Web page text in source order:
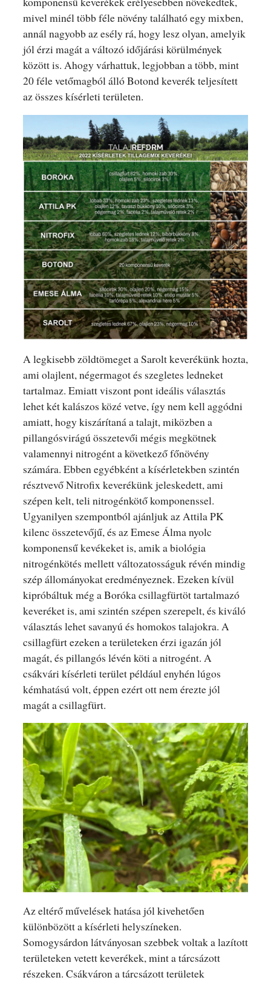
mivel minél több féle növény található egy mixben,
annál nagyobb az esély rá, hogy lesz olyan, amelyik
jól érzi magát a változó időjárási körülmények
között is. Ahogy várhattuk, legjobban a több, mint
20 féle vetőmagból álló Botond keverék teljesített
az összes kísérleti területen.
A legkisebb zöldtömeget a Sarolt keverékünk hozta,
ami olajlent, négermagot és szegletes ledneket
tartalmaz. Emiatt viszont pont ideális választás
lehet két kalászos közé vetve, így nem kell aggódni
amiatt, hogy kiszárítaná a talajt, miközben a
pillangósvirágú összetevői mégis megkötnek
valamennyi nitrogént a következő főnövény
számára. Ebben egyébként a kísérletekben szintén
résztvevő Nitrofix keverékünk jeleskedett, ami
szépen kelt, teli nitrogénkötő komponenssel.
Ugyanilyen szempontból ajánljuk az Attila PK
kilenc összetevőjű, és az Emese Álma nyolc
komponensű kevékeket is, amik a biológia
nitrogénkötés mellett változatosságuk révén mindig
szép állományokat eredményeznek. Ezeken kívül
kipróbáltuk még a Boróka csillagfürtöt tartalmazó
keveréket is, ami szintén szépen szerepelt, és kiváló
választás lehet savanyú és homokos talajokra. A
csillagfürt ezeken a területeken érzi igazán jól
magát, és pillangós lévén köti a nitrogént. A
csákvári kísérleti terület például enyhén lúgos
kémhatású volt, éppen ezért ott nem érezte jól
magát a csillagfürt.
Az eltérő művelések hatása jól kivehetően
különbözött a kísérleti helyszíneken.
Somogysárdon látványosan szebbek voltak a lazított
területeken vetett keverékek, mint a tárcsázott
részeken. Csákváron a tárcsázott területek